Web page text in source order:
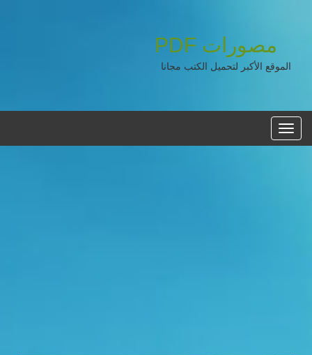
مصورات PDF
الموقع الأكبر لتحميل الكتب مجانا
القائمه
الرئيسية